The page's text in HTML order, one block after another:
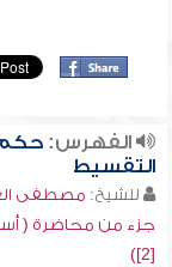
الفهرس:
التقسيط
للشيخ: مصطفى
جزء من محاضرة (
[2])